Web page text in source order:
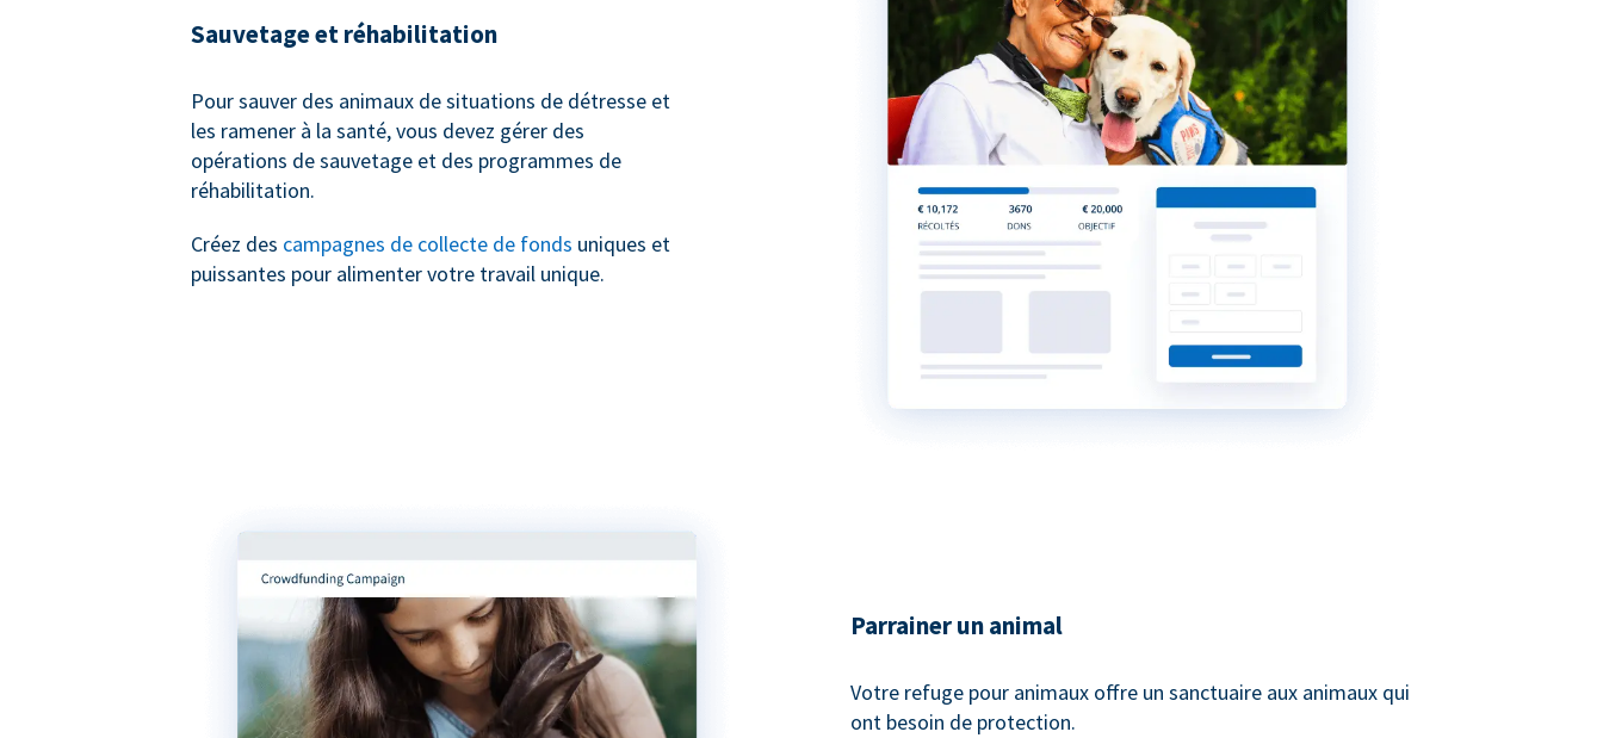
Sauvetage et réhabilitation
Pour sauver des animaux de situations de détresse et
les ramener à la santé, vous devez gérer des
opérations de sauvetage et des programmes de
réhabilitation.
Créez des campagnes de collecte de fonds uniques et
puissantes pour alimenter votre travail unique.
Parrainer un animal
Votre refuge pour animaux offre un sanctuaire aux animaux qui
ont besoin de protection.